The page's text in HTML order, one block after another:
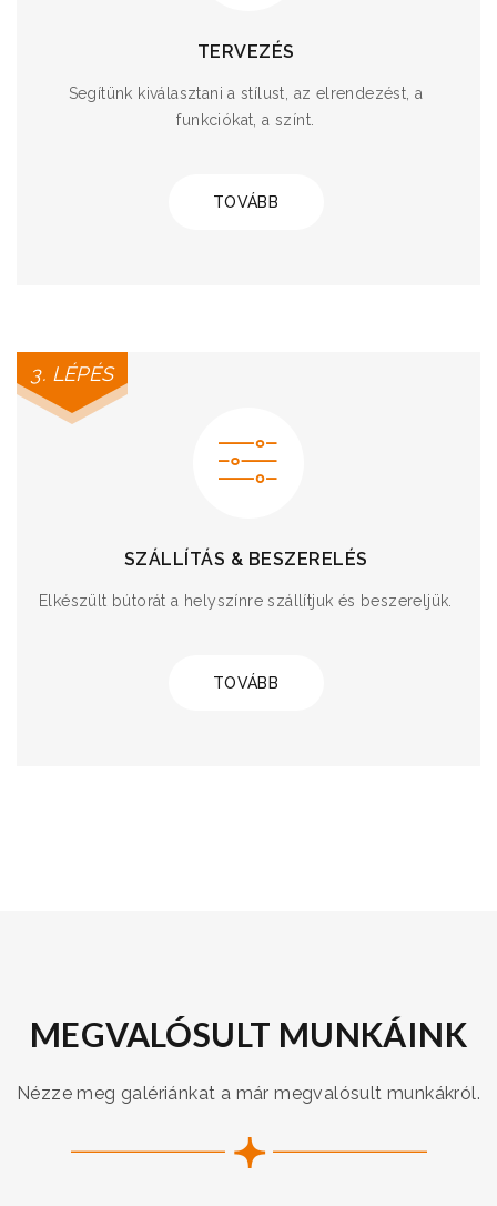
TERVEZÉS
Segítünk kiválasztani a stílust, az elrendezést, a
funkciókat, a színt.
TOVÁBB
3. LÉPÉS
SZÁLLÍTÁS & BESZERELÉS
Elkészült bútorát a helyszínre szállítjuk és beszereljük.
TOVÁBB
MEGVALÓSULT MUNKÁINK
Nézze meg galériánkat a már megvalósult munkákról.